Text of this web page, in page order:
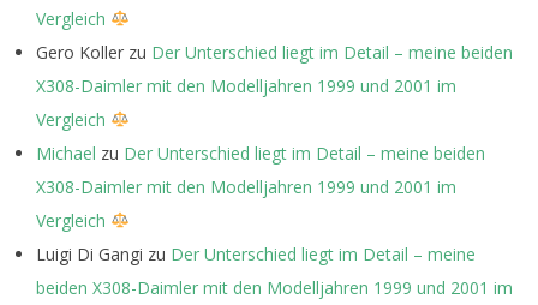
Vergleich
Gero Koller zu Der Unterschied liegt im Detail – meine beiden
X308-Daimler mit den Modelljahren 1999 und 2001 im
Vergleich
Michael zu Der Unterschied liegt im Detail – meine beiden
X308-Daimler mit den Modelljahren 1999 und 2001 im
Vergleich
Luigi Di Gangi zu Der Unterschied liegt im Detail – meine
beiden X308-Daimler mit den Modelljahren 1999 und 2001 im